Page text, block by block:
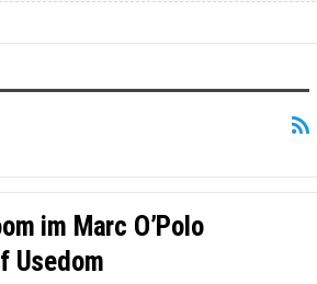
im Marc O’Polo
Usedom